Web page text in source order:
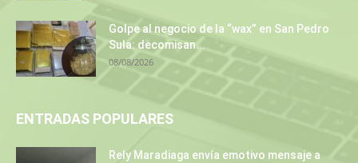
Golpe al negocio de la “wax” en San Pedro
Sula: decomisan...
08/08/2026
ENTRADAS POPULARES
Rely Maradiaga envía emotivo mensaje a